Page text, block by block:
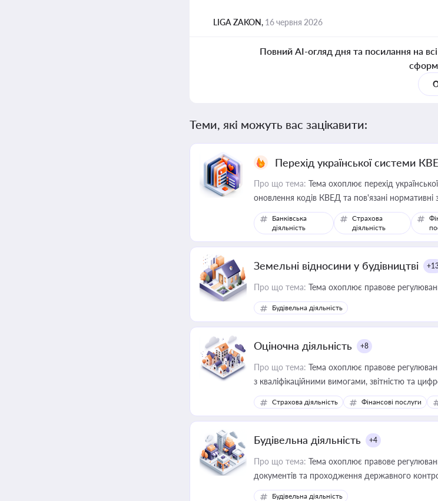
LIGA ZAKON, 16 червня 2026
Повний AI-огляд дня та посилання на
Теми, які можуть вас зацікавити:
Перехід української системи
Про що тема: Тема охоплює перехід
оновлення кодів КВЕД та пов'язані нормативні
Банківська
діяльність
Страхова
діяльність
Земельні відносини у будівництві
Про що тема: Тема охоплює правове
Будівельна діяльність
Оціночна діяльність +8
Про що тема: Тема охоплює правове
з кваліфікаційними вимогами, звітністю та
медійних змін у цій сфері корисне для
приватизації, оренди державного майна,
Страхова діяльність Фінансові послуги
Будівельна діяльність +4
Про що тема: Тема охоплює правове
документів та проходження державного
Будівельна діяльність